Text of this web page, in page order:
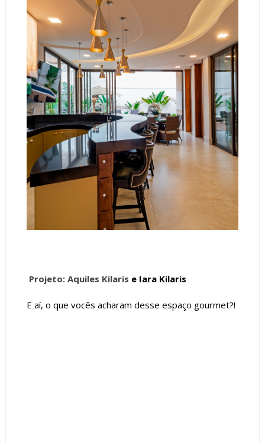
Projeto: Aquiles Kilaris e Iara Kilaris
E aí, o que vocês acharam desse espaço gourmet?!